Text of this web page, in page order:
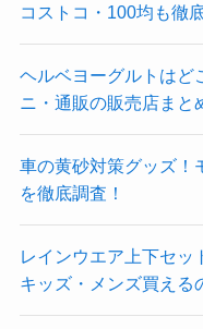
コストコ・100均も徹
ヘルベヨーグルトはど
ニ・通販の販売店まと
車の黄砂対策グッズ！
を徹底調査！
レインウエア上下セッ
キッズ・メンズ買える